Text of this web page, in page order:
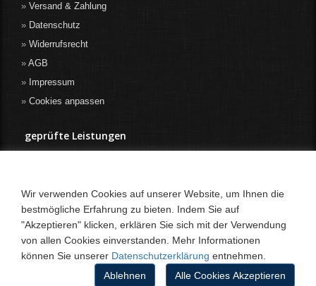
Versand & Zahlung
Datenschutz
Widerrufsrecht
AGB
Impressum
Cookies anpassen
geprüfte Leistungen
Wir verwenden Cookies auf unserer Website, um Ihnen die
bestmögliche Erfahrung zu bieten. Indem Sie auf
"Akzeptieren" klicken, erklären Sie sich mit der Verwendung
von allen Cookies einverstanden. Mehr Informationen
können Sie unserer Datenschutzerklärung entnehmen.
Alle Cookies Akzeptieren
Ablehnen